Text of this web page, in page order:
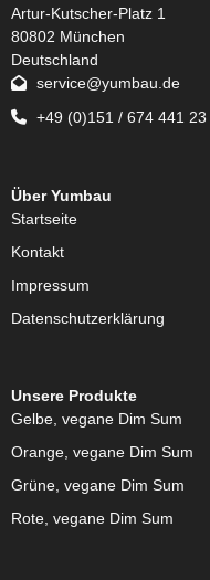
Artur-Kutscher-Platz 1
80802 München
Deutschland
service@yumbau.de
+49 (0)151 / 674 441 23
Über Yumbau
Startseite
Kontakt
Impressum
Datenschutzerklärung
Unsere Produkte
Gelbe, vegane Dim Sum
Orange, vegane Dim Sum
Grüne, vegane Dim Sum
Rote, vegane Dim Sum